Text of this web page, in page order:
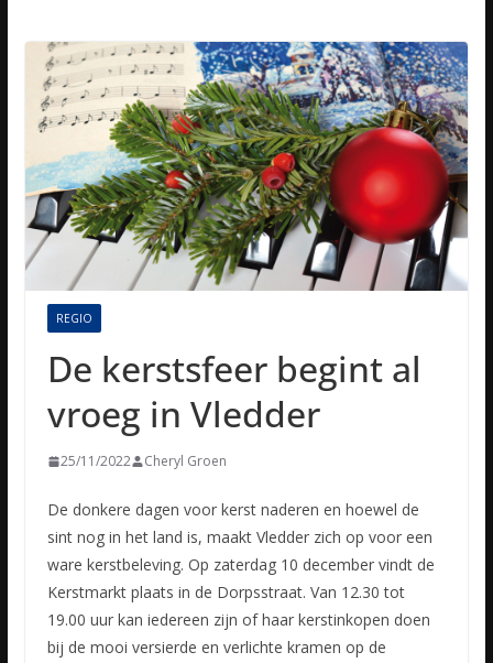
REGIO
De kerstsfeer begint al
vroeg in Vledder
25/11/2022 Cheryl Groen
De donkere dagen voor kerst naderen en hoewel de
sint nog in het land is, maakt Vledder zich op voor een
ware kerstbeleving. Op zaterdag 10 december vindt de
Kerstmarkt plaats in de Dorpsstraat. Van 12.30 tot
19.00 uur kan iedereen zijn of haar kerstinkopen doen
bij de mooi versierde en verlichte kramen op de